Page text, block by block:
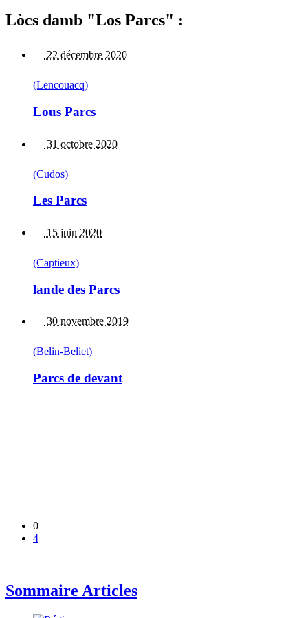
Lòcs damb "Los Parcs" :
22 décembre 2020
(Lencouacq)
Lous Parcs
31 octobre 2020
(Cudos)
Les Parcs
15 juin 2020
(Captieux)
lande des Parcs
30 novembre 2019
(Belin-Beliet)
Parcs de devant
0
4
Sommaire Articles